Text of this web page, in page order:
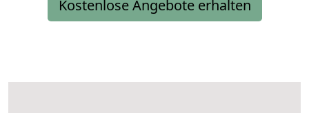
Kostenlose Angebote erhalten